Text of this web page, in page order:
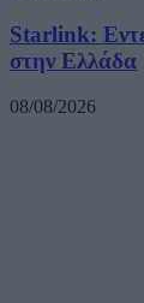
Starlink:
στην Ελλάδα
08/08/2026